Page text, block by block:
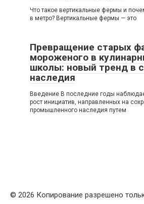
Что такое вертикальные фермы и
в метро? Вертикальные фермы — это
Превращение старых
мороженого в
школы: новый тренд в
наследия
Введение В последние годы
рост инициатив, направленных на
промышленного наследия путем
© 2026 Копирование разрешено